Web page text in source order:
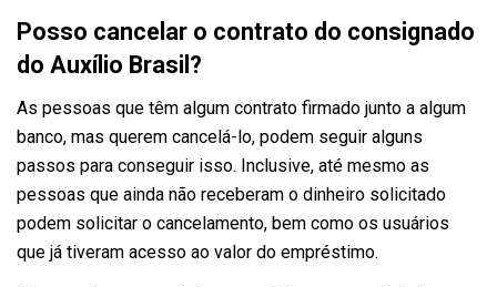
Posso cancelar o contrato do consignado
do Auxílio Brasil?
As pessoas que têm algum contrato firmado junto a algum
banco, mas querem cancelá-lo, podem seguir alguns
passos para conseguir isso. Inclusive, até mesmo as
pessoas que ainda não receberam o dinheiro solicitado
podem solicitar o cancelamento, bem como os usuários
que já tiveram acesso ao valor do empréstimo.